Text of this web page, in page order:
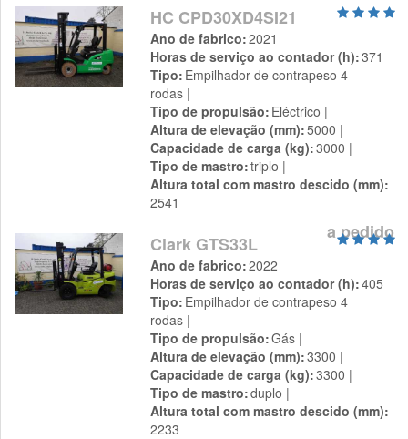
HC CPD30XD4SI21
Ano de fabrico 2021
Horas de serviço ao contador (h) 371
Tipo Empilhador de contrapeso 4
rodas
Tipo de propulsão Eléctrico
Altura de elevação (mm) 5000
Capacidade de carga (kg) 3000
Tipo de mastro triplo
Altura total com mastro descido (mm)
2541
a pedido
Clark GTS33L
Ano de fabrico 2022
Horas de serviço ao contador (h) 405
Tipo Empilhador de contrapeso 4
rodas
Tipo de propulsão Gás
Altura de elevação (mm) 3300
Capacidade de carga (kg) 3300
Tipo de mastro duplo
Altura total com mastro descido (mm)
2233